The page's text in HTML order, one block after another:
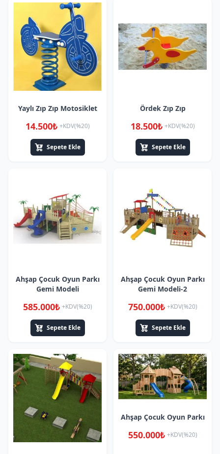
Yaylı Zıp Zıp Motosiklet
14.500₺ +KDV(%20)
Sepete Ekle
Ördek Zıp Zıp
18.500₺ +KDV(%20)
Sepete Ekle
Ahşap Çocuk Oyun Parkı
Gemi Modeli
585.000₺ +KDV(%20)
Sepete Ekle
Ahşap Çocuk Oyun Parkı
Gemi Modeli-2
750.000₺ +KDV(%20)
Sepete Ekle
Ahşap Çocuk Oyun Parkı
550.000₺ +KDV(%20)